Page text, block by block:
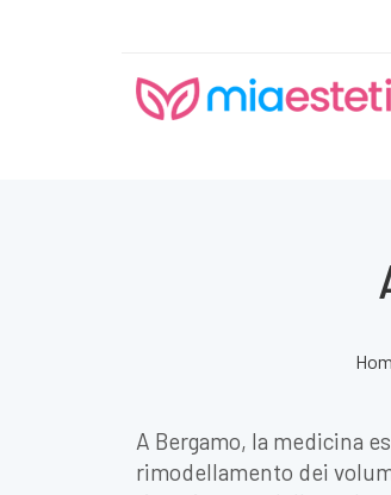
A Bergamo, la medicina
rimodellamento dei